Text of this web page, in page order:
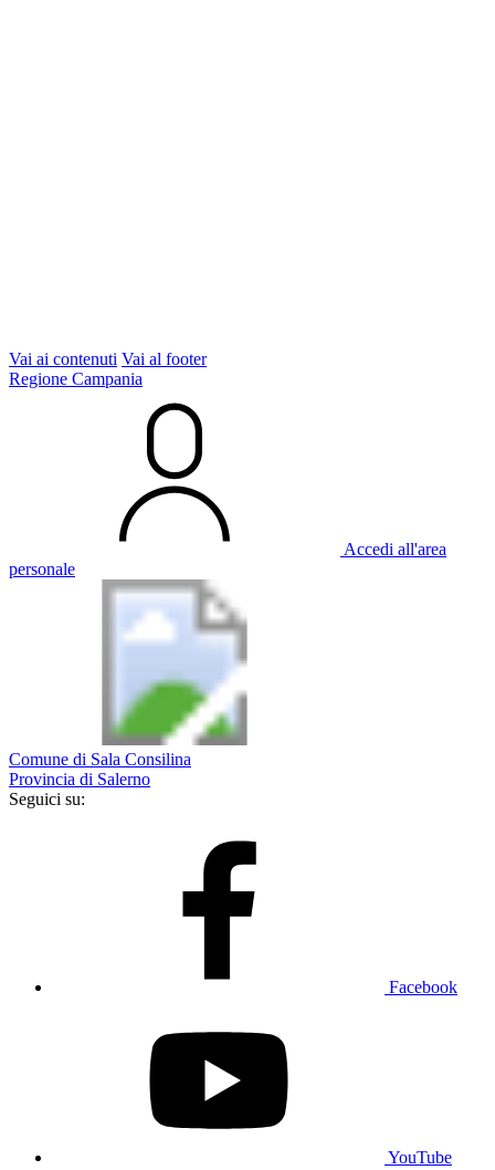
Vai ai contenuti Vai al footer
Regione Campania
Accedi all'area
personale
Comune di Sala Consilina
Provincia di Salerno
Seguici su:
Facebook
YouTube